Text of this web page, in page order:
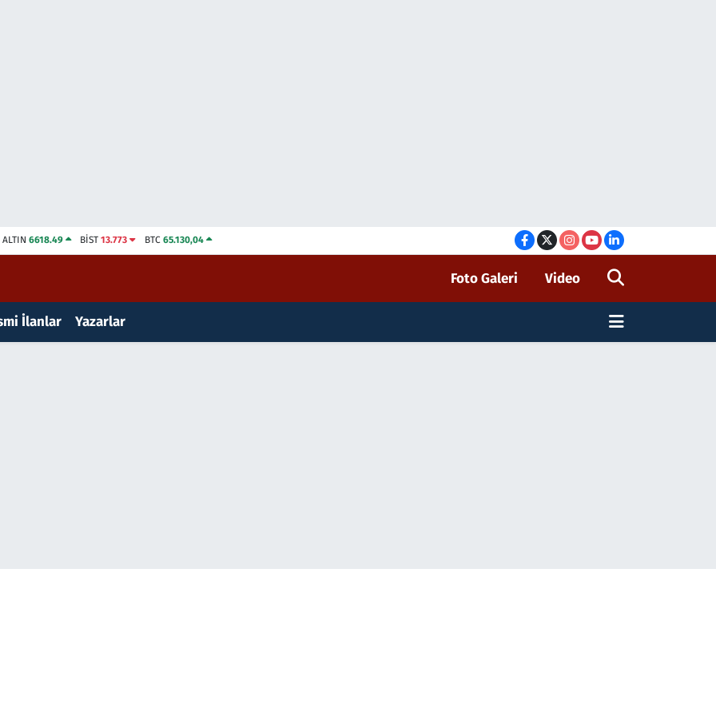
ALTIN 6618.49 BİST13.773 BTC 65.130,04
Foto Galeri Video
İlanlar Yazarlar